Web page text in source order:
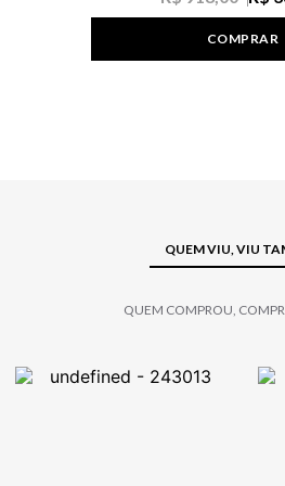
COMPRAR
QUEM VIU, VIU
QUEM COMPROU,